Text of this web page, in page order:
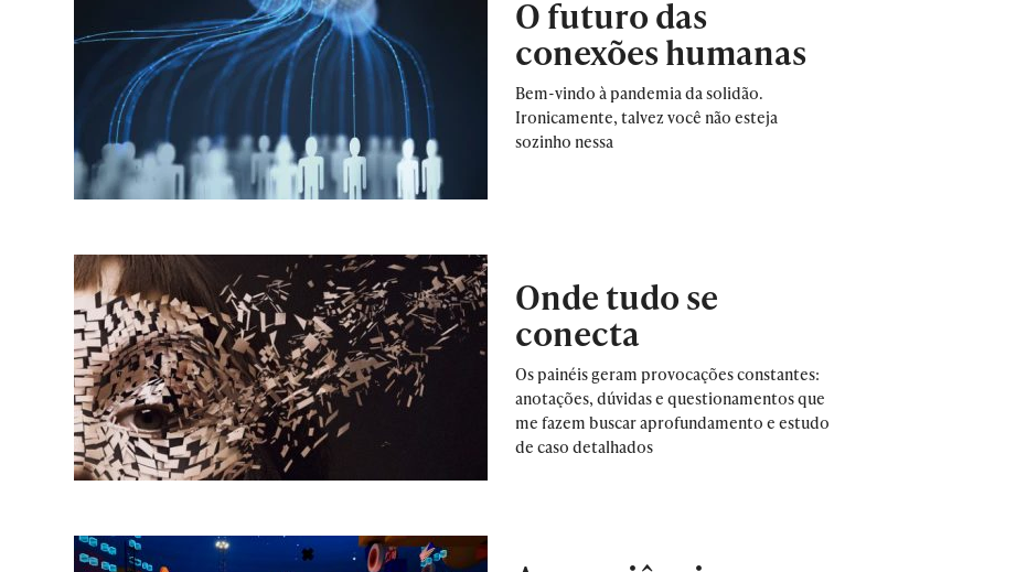
O futuro das
conexões humanas
Bem-vindo à pandemia da solidão.
Ironicamente, talvez você não esteja
sozinho nessa
Onde tudo se
conecta
Os painéis geram provocações constantes:
anotações, dúvidas e questionamentos que
me fazem buscar aprofundamento e estudo
de caso detalhados